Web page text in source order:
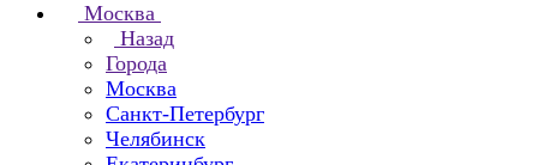
Москва
Назад
Города
Москва
Санкт-Петербург
Челябинск